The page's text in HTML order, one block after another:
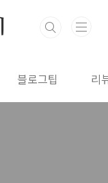
블로그팁 리